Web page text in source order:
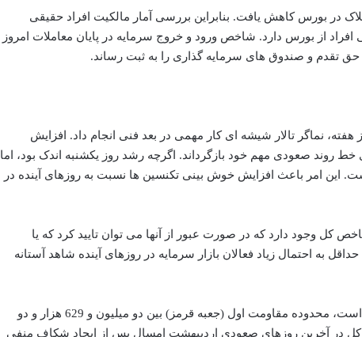
در بورس کاهش یافت. بنابراین بررسی آمار مالکیت افراد حقیقی
از بورس دارد. شاخص ورود و خروج سرمایه در پایان معاملات امروز
نماگر تالار شیشه ای کار مهمی در بعد فنی انجام داد. افزایش
خط روند صعودی مهم خود بازگرداند. اگرچه رشد روز یکشنبه اندک بود، اما
این امر باعث افزایش خوش بینی تکنسین ها نسبت به روزهای آینده در
کل وجود دارد که در صورت عبور از آنها می توان تایید کرد که یا
به احتمال زیاد فعالان بازار سرمایه در روزهای آینده شاهد آستانه
همانطور که در تصویر شاخص کل مشخص است، محدوده مقاومت اول (جعبه قرمز) بین دو میلیون و 629 هزار و دو
شاخص کل در آخرین روزهای صعودی اردیبهشت امسال پس از ایجاد شکاف منفی